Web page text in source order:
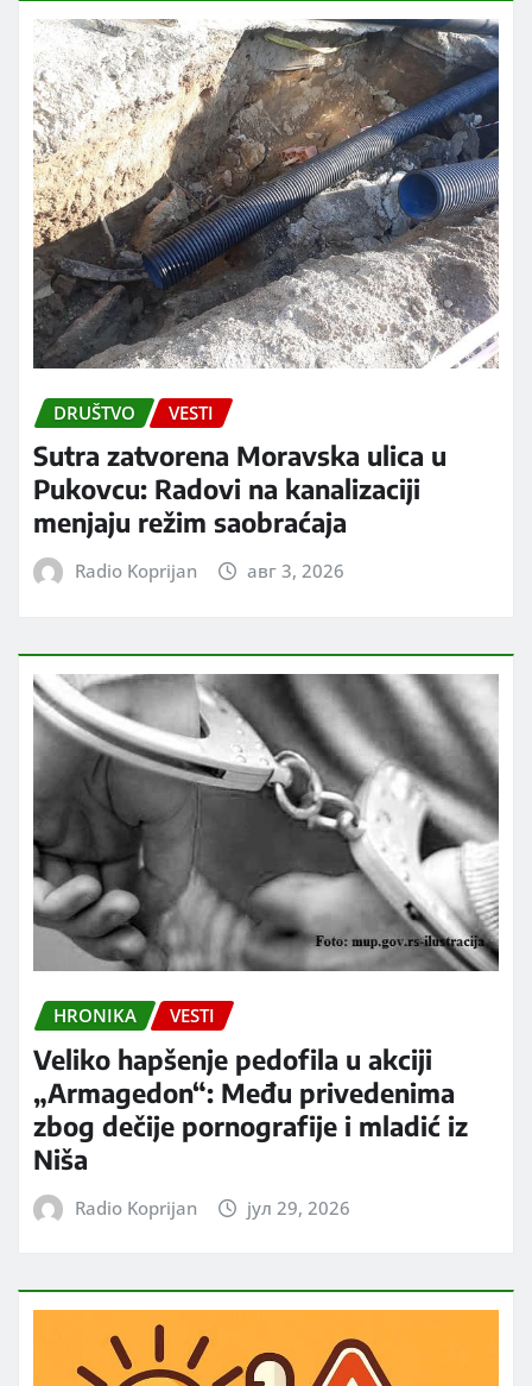
DRUŠTVO VESTI
Sutra zatvorena Moravska ulica u
Pukovcu: Radovi na kanalizaciji
menjaju režim saobraćaja
Radio Koprijan авг 3, 2026
HRONIKA VESTI
Veliko hapšenje pedofila u akciji
„Armagedon“: Među privedenima
zbog dečije pornografije i mladić iz
Niša
Radio Koprijan јул 29, 2026